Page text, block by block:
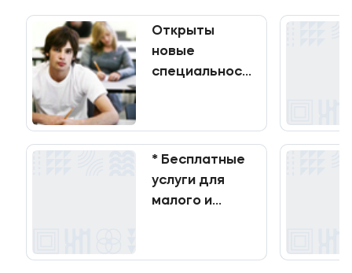
Открыты
новые
специальности
* Бесплатные
услуги для
малого и